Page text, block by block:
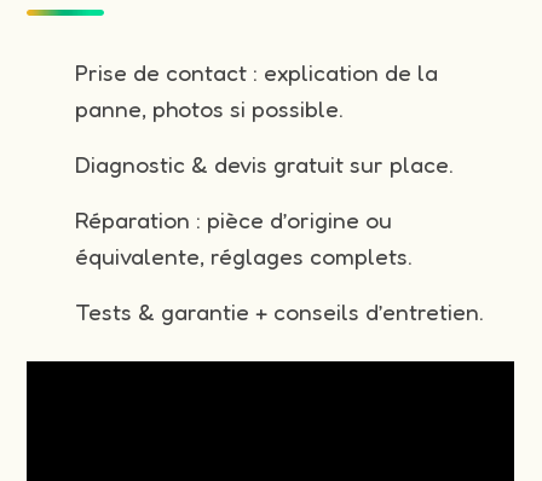
Prise de contact : explication de la
panne, photos si possible.
Diagnostic & devis gratuit sur place.
Réparation : pièce d’origine ou
équivalente, réglages complets.
Tests & garantie + conseils d’entretien.